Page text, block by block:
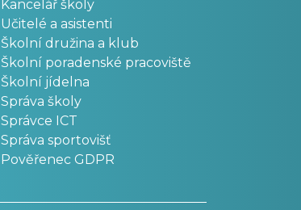
Kancelář školy
Učitelé a asistenti
Školní družina a klub
Školní poradenské pracoviště
Školní jídelna
Správa školy
Správce ICT
Správa sportovišť
Pověřenec GDPR